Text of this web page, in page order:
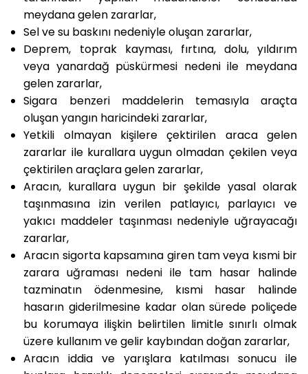
meydana gelen zararlar,
Sel ve su baskını nedeniyle oluşan zararlar,
Deprem, toprak kayması, fırtına, dolu, yıldırım
veya yanardağ püskürmesi nedeni ile meydana
gelen zararlar,
Sigara benzeri maddelerin temasıyla araçta
oluşan yangın haricindeki zararlar,
Yetkili olmayan kişilere çektirilen araca gelen
zararlar ile kurallara uygun olmadan çekilen veya
çektirilen araçlara gelen zararlar,
Aracın, kurallara uygun bir şekilde yasal olarak
taşınmasına izin verilen patlayıcı, parlayıcı ve
yakıcı maddeler taşınması nedeniyle uğrayacağı
zararlar,
Aracın sigorta kapsamına giren tam veya kısmi bir
zarara uğraması nedeni ile tam hasar halinde
tazminatın ödenmesine, kısmi hasar halinde
hasarın giderilmesine kadar olan sürede poliçede
bu korumaya ilişkin belirtilen limitle sınırlı olmak
üzere kullanım ve gelir kaybından doğan zararlar,
Aracın iddia ve yarışlara katılması sonucu ile